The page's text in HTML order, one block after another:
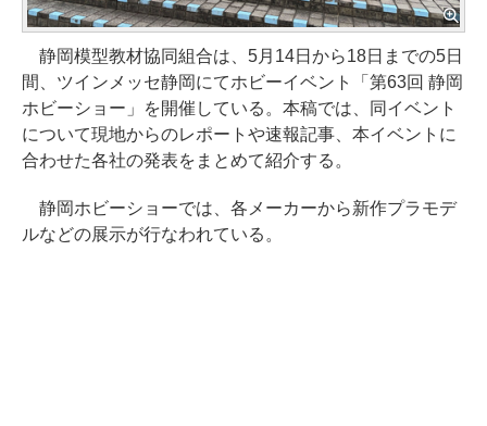
静岡模型教材協同組合は、5月14日から18日までの5日
間、ツインメッセ静岡にてホビーイベント「第63回 静岡
ホビーショー」を開催している。本稿では、同イベント
について現地からのレポートや速報記事、本イベントに
合わせた各社の発表をまとめて紹介する。
静岡ホビーショーでは、各メーカーから新作プラモデ
ルなどの展示が行なわれている。